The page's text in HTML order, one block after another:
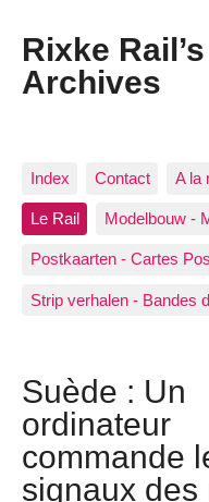
Rixke Rail’s
Archives
Index Contact A la
Le Rail Modelbouw -
Postkaarten - Cartes
Strip verhalen - Bandes
Suède : Un
ordinateur
commande
signaux des